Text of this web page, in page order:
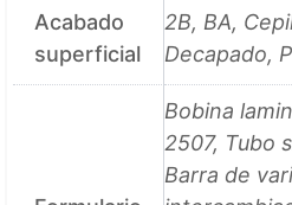
Acabado
superficial
2B, BA,
Decapado,
Bobina
2507, Tubo
Barra de